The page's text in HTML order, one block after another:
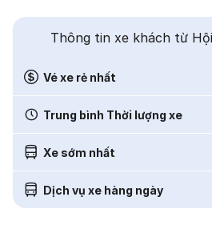
Thông tin xe khách từ
Vé xe rẻ nhất
Trung bình Thời lượng xe
Xe sớm nhất
Dịch vụ xe hàng ngày